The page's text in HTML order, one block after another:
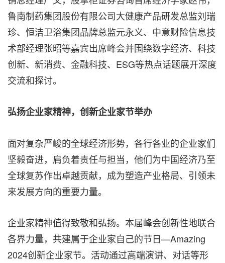
鲁南制药集团股份有限公司大健康产品研发总监刘瑞
珍、恒洁卫浴集团品牌总监元永义、中意财险信息技
术部经理张昭等嘉宾出席峰会并围绕数字经济、科技
创新、新消费、金融科技、ESG等热点话题展开深度
交流和探讨。
弘扬企业家精神，创新企业家节举办
面对复杂严峻的全球经济形势，各行各业的企业家们
坚毅奋进，肩负着责任与担当，他们为中国经济乃至
全球复苏作出卓越贡献，成为塑造产业格局、引领未
来发展方向的重要力量。
企业家精神值得致敬和弘扬。本届峰会创新性地联合
各界力量，共建属于企业家自己的节日—Amazing
2024创新企业家节。活动通过高端演讲、对话等形